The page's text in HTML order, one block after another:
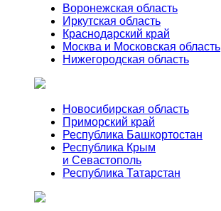
Воронежская область
Иркутская область
Краснодарский край
Москва и Московская область
Нижегородская область
Новосибирская область
Приморский край
Республика Башкортостан
Республика Крым
и Севастополь
Республика Татарстан